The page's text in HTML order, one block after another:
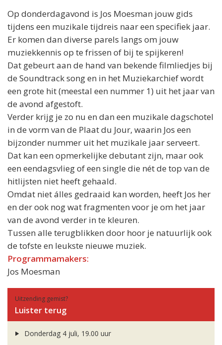
Op donderdagavond is Jos Moesman jouw gids
tijdens een muzikale tijdreis naar een specifiek jaar.
Er komen dan diverse parels langs om jouw
muziekkennis op te frissen of bij te spijkeren!
Dat gebeurt aan de hand van bekende filmliedjes bij
de Soundtrack song en in het Muziekarchief wordt
een grote hit (meestal een nummer 1) uit het jaar van
de avond afgestoft.
Verder krijg je zo nu en dan een muzikale dagschotel
in de vorm van de Plaat du Jour, waarin Jos een
bijzonder nummer uit het muzikale jaar serveert.
Dat kan een opmerkelijke debutant zijn, maar ook
een eendagsvlieg of een single die nét de top van de
hitlijsten niet heeft gehaald.
Omdat niet álles gedraaid kan worden, heeft Jos her
en der ook nog wat fragmenten voor je om het jaar
van de avond verder in te kleuren.
Tussen alle terugblikken door hoor je natuurlijk ook
de tofste en leukste nieuwe muziek.
Programmamakers:
Jos Moesman
Uitzending gemist?
Luister terug
Donderdag 4 juli, 19.00 uur